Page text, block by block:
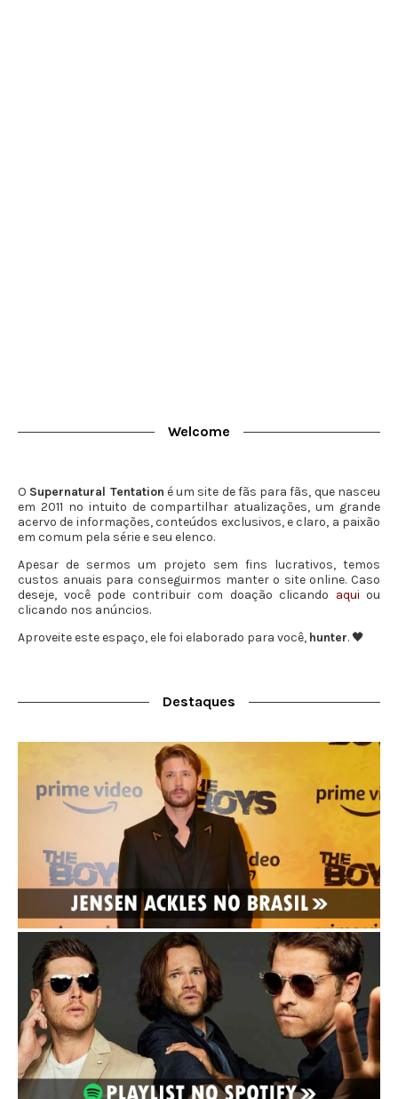
Welcome
O Supernatural Tentation é um site de fãs para fãs, que nasceu
em 2011 no intuito de compartilhar atualizações, um grande
acervo de informações, conteúdos exclusivos, e claro, a paixão
em comum pela série e seu elenco.
Apesar de sermos um projeto sem fins lucrativos, temos
custos anuais para conseguirmos manter o site online. Caso
deseje, você pode contribuir com doação clicando aqui ou
clicando nos anúncios.
Aproveite este espaço, ele foi elaborado para você, hunter. 🖤
Destaques